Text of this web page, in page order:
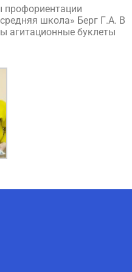
профориентации
школа» Берг Г.А. В
агитационные буклеты
AI-Talapker